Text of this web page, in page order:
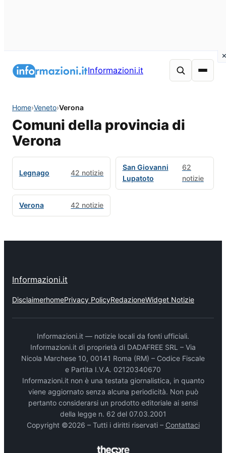
Informazioni.it
Home›Veneto›Verona
Comuni della provincia di
Verona
Legnago 42 notizie
San Giovanni
Lupatoto
62
notizie
Verona 42 notizie
Informazioni.it
DisclaimerhomePrivacy PolicyRedazioneWidget Notizie
Informazioni.it — notizie locali da fonti ufficiali.
Informazioni.it di proprietà di DADAFREE SRL – Via
Nicola Marchese 10, 00141 Roma (RM) – Codice Fiscale
e Partita I.V.A. 02120340670
Informazioni.it non è una testata giornalistica, in quanto
viene aggiornato senza alcuna periodicità. Non può
pertanto considerarsi un prodotto editoriale ai sensi
della legge n. 62 del 07.03.2001
Copyright ©2026 – Tutti i diritti riservati – Contattaci